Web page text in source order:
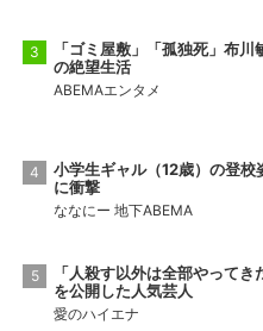
「ゴミ屋敷」「孤独死」布川
の絶望生活
ABEMAエンタメ
小学生ギャル（12歳）の登校
に衝撃
ななにー 地下ABEMA
「人殺す以外は全部やってき
を公開した人気芸人
愛のハイエナ